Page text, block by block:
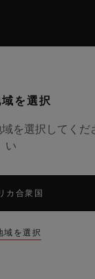
ーティング）
を選択
を選択してくだ
い
カ合衆国
域を選択